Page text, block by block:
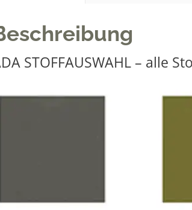
STOFFAUSWAHL – alle